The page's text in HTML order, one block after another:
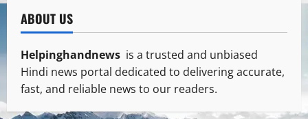
ABOUT US
Helpinghandnews is a trusted and unbiased
Hindi news portal dedicated to delivering accurate,
fast, and reliable news to our readers.